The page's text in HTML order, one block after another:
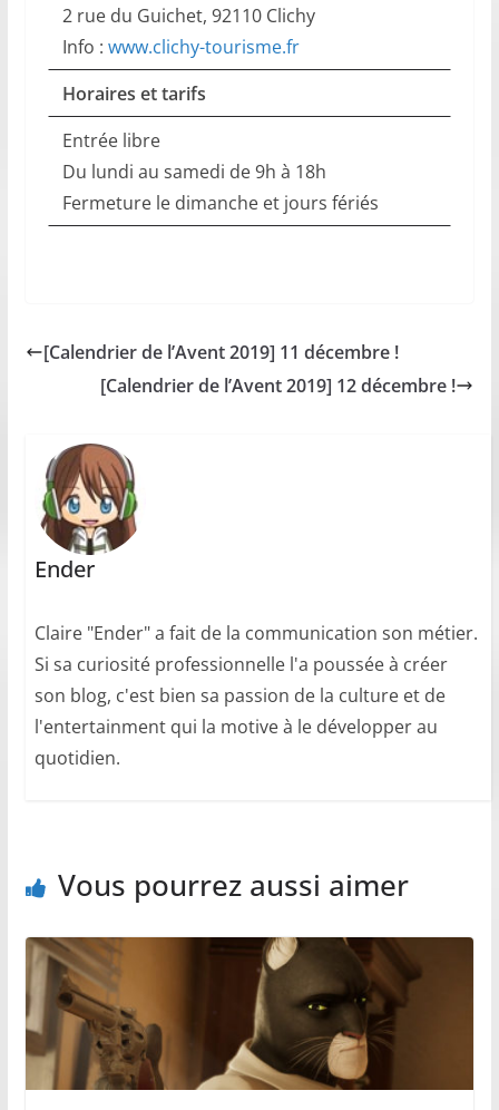
2 rue du Guichet, 92110 Clichy
Info : www.clichy-tourisme.fr
Horaires et tarifs
Entrée libre
Du lundi au samedi de 9h à 18h
Fermeture le dimanche et jours fériés
[Calendrier de l’Avent 2019] 11 décembre !
[Calendrier de l’Avent 2019] 12 décembre !
Ender
Claire "Ender" a fait de la communication son métier.
Si sa curiosité professionnelle l'a poussée à créer
son blog, c'est bien sa passion de la culture et de
l'entertainment qui la motive à le développer au
quotidien.
Vous pourrez aussi aimer